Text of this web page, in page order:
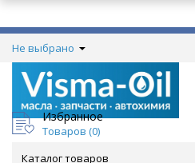
Не выбрано
Избранное
Товаров (0)
Каталог товаров